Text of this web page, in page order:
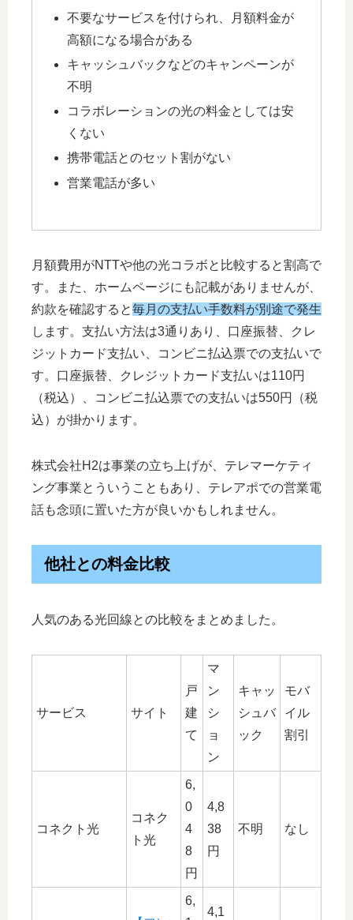
不要なサービスを付けられ、月額料金が
高額になる場合がある
キャッシュバックなどのキャンペーンが
不明
コラボレーションの光の料金としては安
くない
携帯電話とのセット割がない
営業電話が多い
月額費用がNTTや他の光コラボと比較すると割高で
す。また、ホームページにも記載がありませんが、
約款を確認すると毎月の支払い手数料が別途で発生
します。支払い方法は3通りあり、口座振替、クレ
ジットカード支払い、コンビニ払込票での支払いで
す。口座振替、クレジットカード支払いは110円
（税込）、コンビニ払込票での支払いは550円（税
込）が掛かります。
株式会社H2は事業の立ち上げが、テレマーケティ
ング事業とういうこともあり、テレアポでの営業電
話も念頭に置いた方が良いかもしれません。
他社との料金比較
人気のある光回線との比較をまとめました。
サービス サイト
戸
建
て
マ
ン
シ
ョ
ン
キャッ
シュバ
ック
モバ
イル
割引
コネクト光
コネク
ト光
6,
0
4
8
円
4,8
38
円
不明 なし
6,
4,1